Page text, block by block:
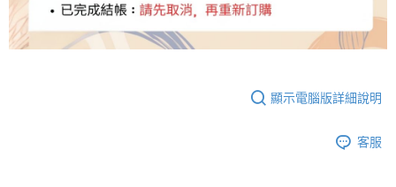
顯示電腦版詳細說明
客服